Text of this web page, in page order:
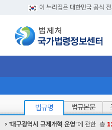
이 누리집은 대한민국 공식
법규명 법규본문
"대구광역시 규제개혁 운영"에 관한 총